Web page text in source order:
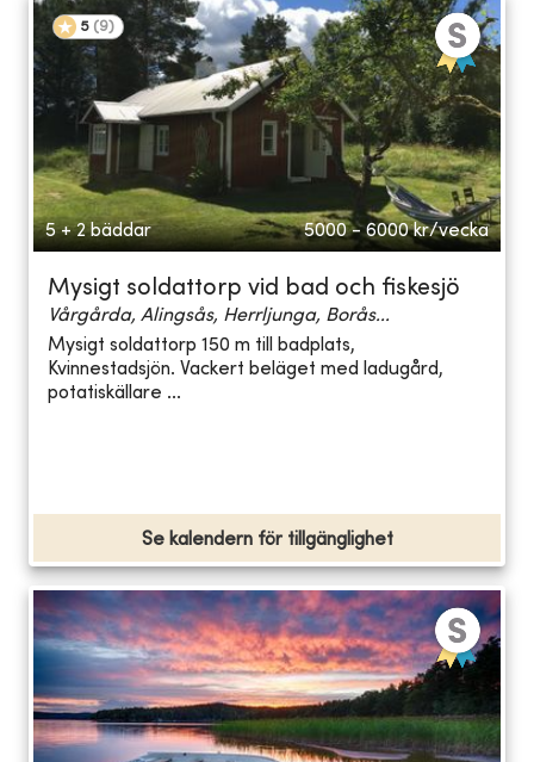
5 (9)
5 + 2 bäddar 5000 - 6000 kr/vecka
Mysigt soldattorp vid bad och fiskesjö
Vårgårda, Alingsås, Herrljunga, Borås...
Mysigt soldattorp 150 m till badplats,
Kvinnestadsjön. Vackert beläget med ladugård,
potatiskällare ...
Se kalendern för tillgänglighet